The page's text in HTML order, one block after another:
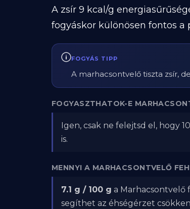
A zsír 9 kcal/g
fogyáskor különösen fontos
FOGYÁS TIPP
A marhacsontvelő tiszta zsír,
FOGYASZTHATOK-E
Igen, csak ne felejtsd el, hogy
is.
MENNYI A MARHACSONTVELŐ
7.1 g / 100 g a
segíthet az éhségérzet